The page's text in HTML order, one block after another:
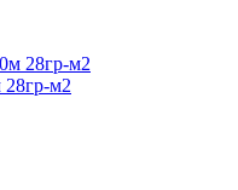
28гр-м2